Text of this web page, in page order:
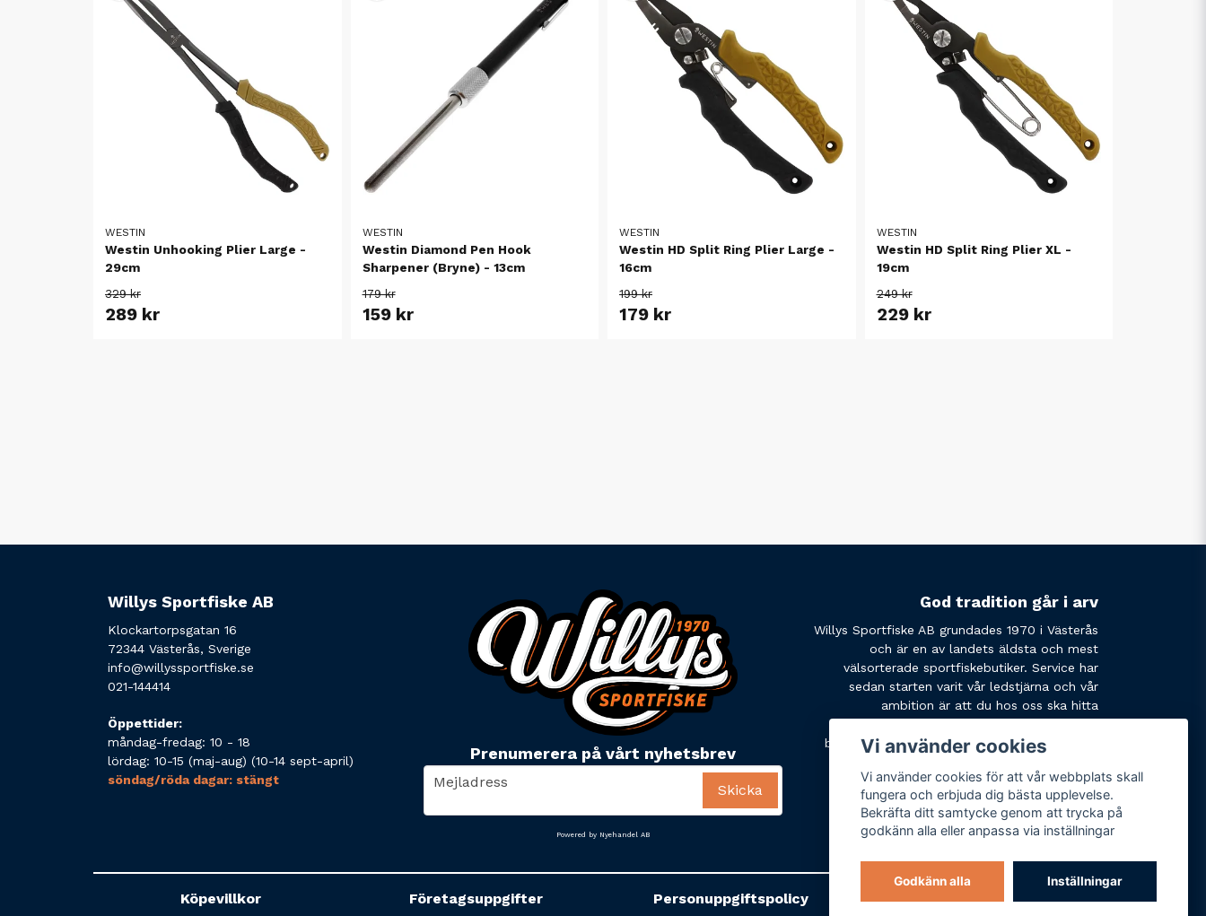
WESTIN
Westin Unhooking Plier Large -
29cm
329 kr
289 kr
WESTIN
Westin Diamond Pen Hook
Sharpener (Bryne) - 13cm
179 kr
159 kr
WESTIN
Westin HD Split Ring Plier Large -
16cm
199 kr
179 kr
WESTIN
Westin HD Split Ring Plier XL -
19cm
249 kr
229 kr
Willys Sportfiske AB
Klockartorpsgatan 16
72344 Västerås, Sverige
info@willyssportfiske.se
021-144414
Öppettider:
måndag-fredag: 10 - 18
lördag: 10-15 (maj-aug) (10-14 sept-april)
söndag/röda dagar: stängt
Prenumerera på vårt nyhetsbrev
email
Mejladress Skicka
God tradition går i arv
Willys Sportfiske AB grundades 1970 i Västerås
och är en av landets äldsta och mest
välsorterade sportfiskebutiker. Service har
sedan starten varit vår ledstjärna och vår
ambition är att du hos oss ska hitta
behöver. Tveka inte att slå oss en signal eller
Powered by Nyehandel AB
Köpevillkor Företagsuppgifter Personuppgiftspolicy Varumärken
Vi använder cookies
Vi använder cookies för att vår webbplats skall
fungera och erbjuda dig bästa upplevelse.
Bekräfta ditt samtycke genom att trycka på
godkänn alla eller anpassa via inställningar
Godkänn alla Inställningar